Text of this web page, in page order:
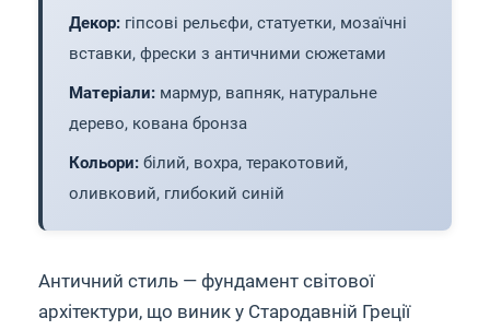
Декор: гіпсові рельєфи, статуетки, мозаїчні
вставки, фрески з античними сюжетами
Матеріали: мармур, вапняк, натуральне
дерево, кована бронза
Кольори: білий, вохра, теракотовий,
оливковий, глибокий синій
Античний стиль — фундамент світової
архітектури, що виник у Стародавній Греції